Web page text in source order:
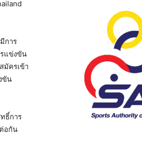
การ
แข่งขัน
มัครเข้า
ขัน
ธิ์การ
อกัน